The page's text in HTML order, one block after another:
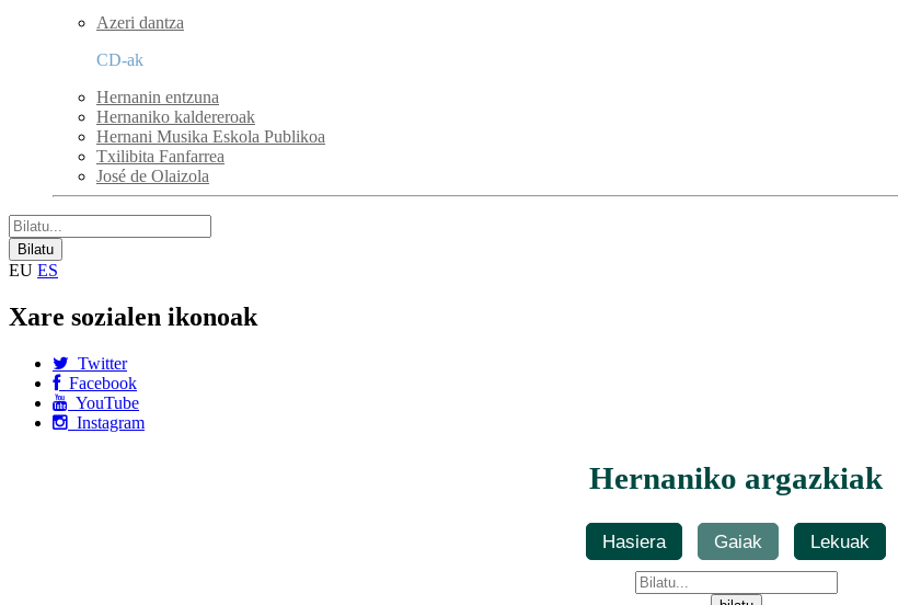
Azeri dantza
CD-ak
Hernanin entzuna
Hernaniko kaldereroak
Hernani Musika Eskola Publikoa
Txilibita Fanfarrea
José de Olaizola
EU ES
Xare sozialen ikonoak
Twitter
Facebook
YouTube
Instagram
Hernaniko argazkiak
Hasiera Gaiak Lekuak